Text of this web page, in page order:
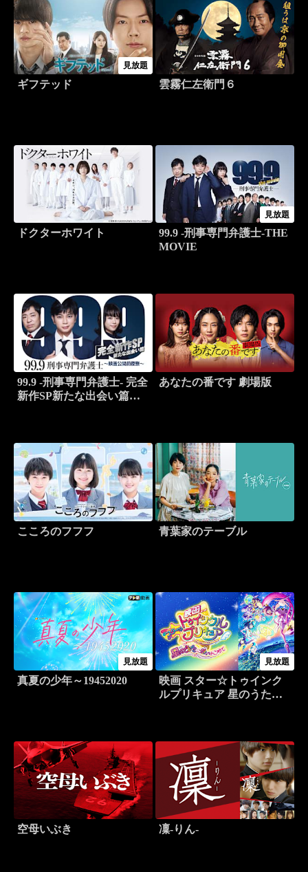
見放題
ギフテッド 雲霧仁左衛門６
ドクターホワイト
見放題
99.9 -刑事専門弁護士-THE
MOVIE
99.9 -刑事専門弁護士- 完全
新作SP新たな出会い篇～
あなたの番です 劇場版
こころのフフフ 青葉家のテーブル
見放題
真夏の少年～19452020
見放題
映画 スター☆トゥインク
ルプリキュア 星のうたに
空母いぶき 凜-りん-